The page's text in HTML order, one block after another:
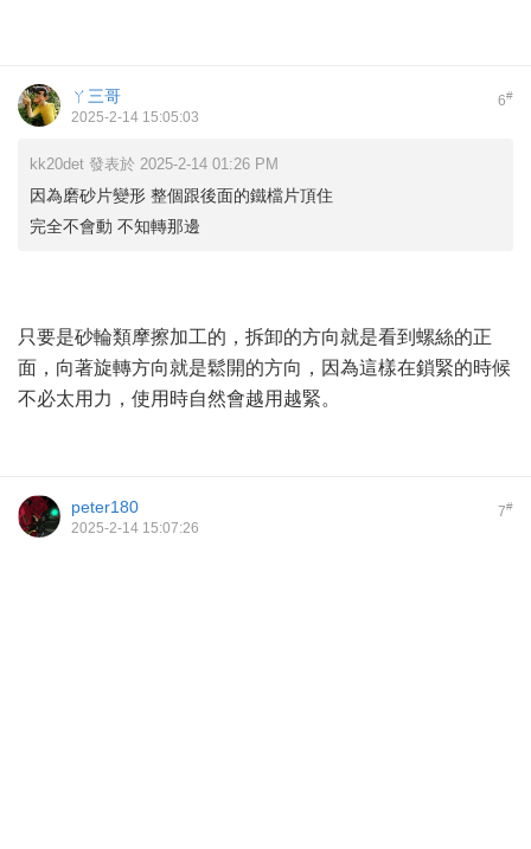
6#
ㄚ三哥
2025-2-14 15:05:03
kk20det 發表於 2025-2-14 01:26 PM
因為磨砂片變形 整個跟後面的鐵檔片頂住
完全不會動 不知轉那邊
只要是砂輪類摩擦加工的，拆卸的方向就是看到螺絲的正
面，向著旋轉方向就是鬆開的方向，因為這樣在鎖緊的時候
不必太用力，使用時自然會越用越緊。
7#
peter180
2025-2-14 15:07:26